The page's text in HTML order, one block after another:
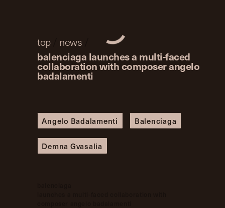
top/ news
balenciaga launches a multi-faced
collaboration with composer angelo
badalamenti
Angelo Badalamenti Balenciaga
Demna Gvasalia